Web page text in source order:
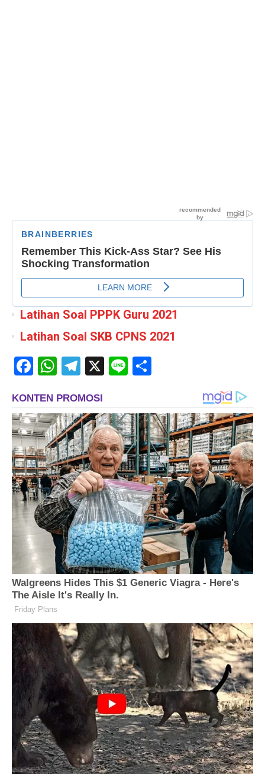
Latihan Soal PPPK Guru 2021
Latihan Soal SKB CPNS 2021
FacebookWhatsAppTelegram
X Line